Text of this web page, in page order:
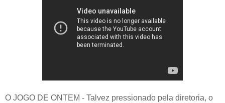
O JOGO DE ONTEM - Talvez pressionado pela diretoria, o